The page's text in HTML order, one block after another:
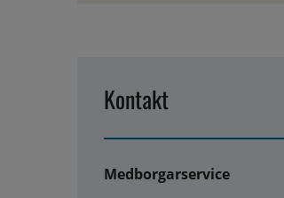
Kontakt
Medborgarservice